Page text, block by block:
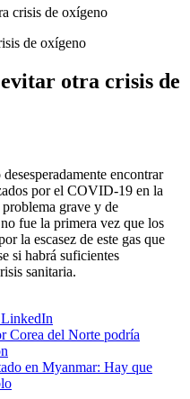
crisis de oxígeno
otra crisis de
encontrar
por el COVID-19 en la
grave y de
fue la primera vez que los
la escasez de este gas que
si habrá suficientes
sanitaria.
LinkedIn
Corea del Norte podría
en Myanmar: Hay que